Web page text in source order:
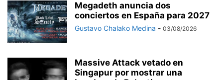
Megadeth anuncia dos
conciertos en España para 2027
Gustavo Chalako Medina - 03/08/2026
Massive Attack vetado en
Singapur por mostrar una